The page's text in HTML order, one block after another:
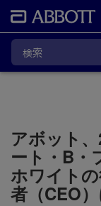
アボット
ート・B・
ホワイト
者（CEO